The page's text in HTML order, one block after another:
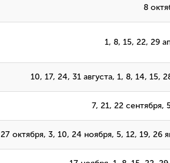
8
1, 8, 15, 22, 29
10, 17, 24, 31 августа, 1, 8, 14, 15,
7, 21, 22 сентября,
27 октября, 3, 10, 24 ноября, 5, 12, 19, 26